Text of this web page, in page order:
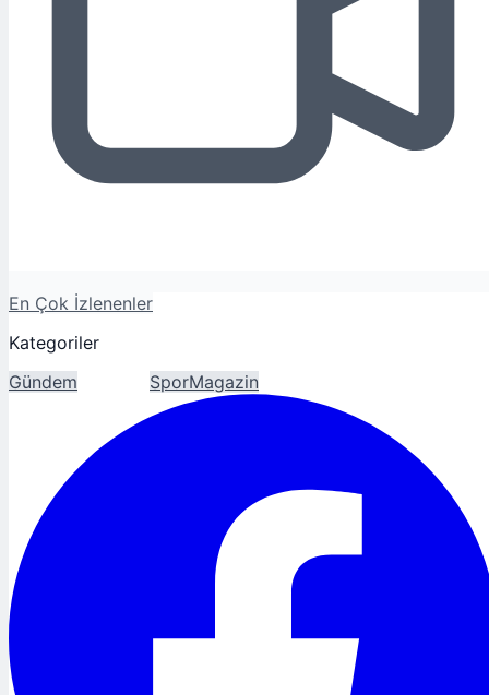
En Çok İzlenenler
Kategoriler
Gündem
SporMagazin